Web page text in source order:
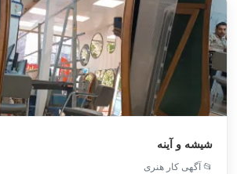
شیشه و آینه
📂 آگهی کار هنری